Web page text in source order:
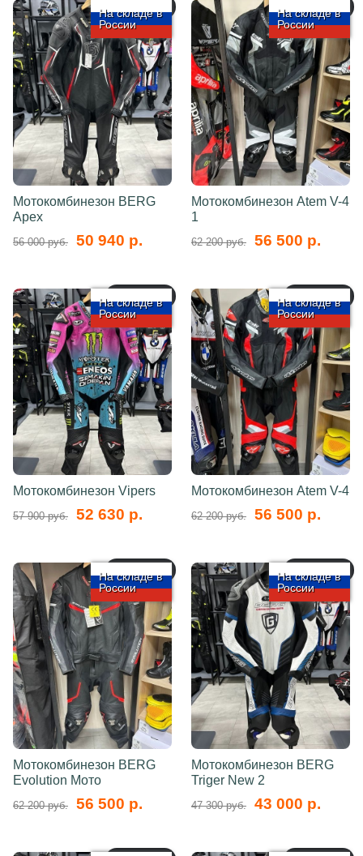
На складе в
России
Мотокомбинезон BERG
Apex
56 000 руб. 50 940 р.
На складе в
России
Мотокомбинезон Atem V-4
1
62 200 руб. 56 500 р.
На складе в
России
Мотокомбинезон Vipers
57 900 руб. 52 630 р.
На складе в
России
Мотокомбинезон Atem V-4
62 200 руб. 56 500 р.
На складе в
России
Мотокомбинезон BERG
Evolution Мото
62 200 руб. 56 500 р.
На складе в
России
Мотокомбинезон BERG
Triger New 2
47 300 руб. 43 000 р.